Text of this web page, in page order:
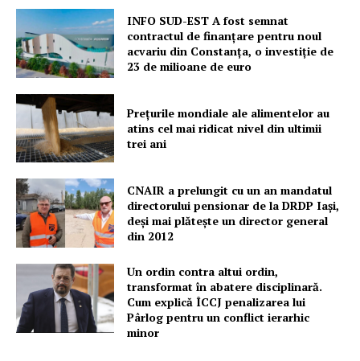
Despre noi / Echipa
Proiecte editoriale
Rețea
Contact
INFO SUD-EST A fost semnat
contractul de finanțare pentru noul
acvariu din Constanța, o investiție de
23 de milioane de euro
Prețurile mondiale ale alimentelor au
atins cel mai ridicat nivel din ultimii
trei ani
CNAIR a prelungit cu un an mandatul
directorului pensionar de la DRDP Iași,
deși mai plătește un director general
din 2012
Un ordin contra altui ordin,
transformat în abatere disciplinară.
Cum explică ÎCCJ penalizarea lui
Pârlog pentru un conflict ierarhic
minor